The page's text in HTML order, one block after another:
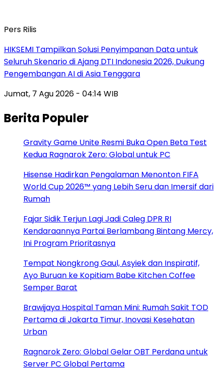
Pers Rilis
HIKSEMI Tampilkan Solusi Penyimpanan Data untuk
Seluruh Skenario di Ajang DTI Indonesia 2026, Dukung
Pengembangan AI di Asia Tenggara
Jumat, 7 Agu 2026 - 04:14 WIB
Berita Populer
Gravity Game Unite Resmi Buka Open Beta Test
Kedua Ragnarok Zero: Global untuk PC
Hisense Hadirkan Pengalaman Menonton FIFA
World Cup 2026™ yang Lebih Seru dan Imersif dari
Rumah
Fajar Sidik Terjun Lagi Jadi Caleg DPR RI
Kendaraannya Partai Berlambang Bintang Mercy,
Ini Program Prioritasnya
Tempat Nongkrong Gaul, Asyiek dan Inspiratif,
Ayo Buruan ke Kopitiam Babe Kitchen Coffee
Semper Barat
Brawijaya Hospital Taman Mini: Rumah Sakit TOD
Pertama di Jakarta Timur, Inovasi Kesehatan
Urban
Ragnarok Zero: Global Gelar OBT Perdana untuk
Server PC Global Pertama